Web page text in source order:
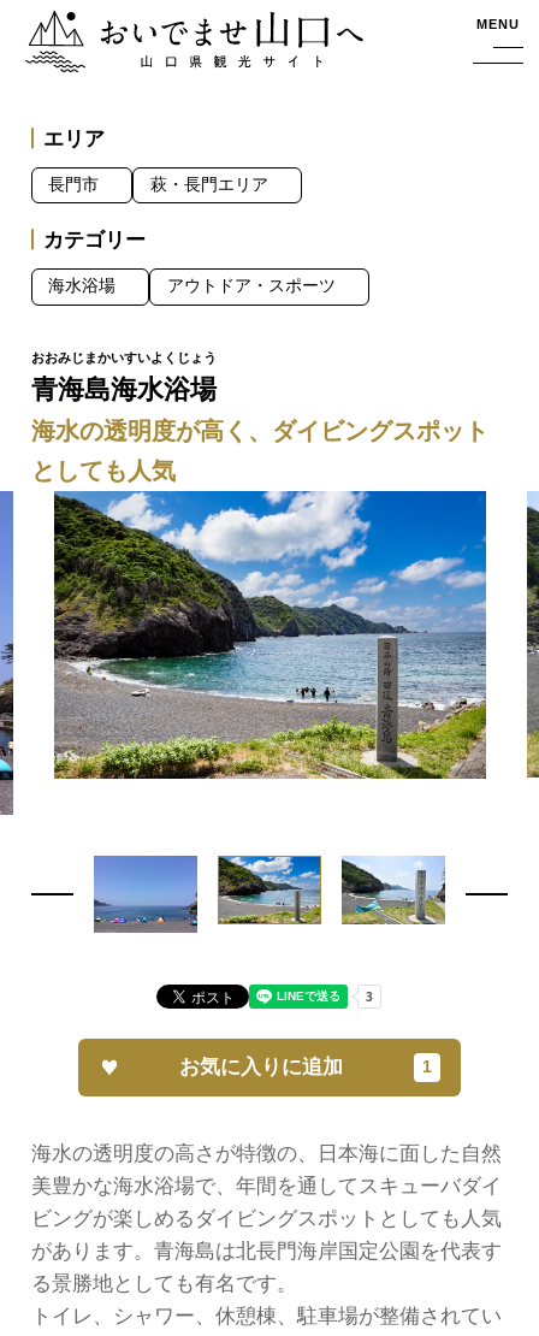
おいでませ山口へー山口県観光サイト MENU
青海島海水浴場
海水の透明度が高く、ダイビングスポット
としても人気
海水の透明度の高さが特徴の、日本海に面した自然
美豊かな海水浴場で、年間を通してスキューバダイ
ビングが楽しめるダイビングスポットとしても人気
があります。青海島は北長門海岸国定公園を代表す
る景勝地としても有名です。
トイレ、シャワー、休憩棟、駐車場が整備されてい
お気に入りに追加
エリア
長門市 萩・長門エリア
カテゴリー
海水浴場 アウトドア・スポーツ